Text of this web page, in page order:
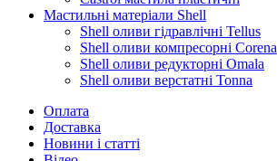
Мастильні матеріали Shell
Shell оливи гідравлічні Tellus
Shell оливи компресорні Corena
Shell оливи редукторні Omala
Shell оливи верстатні Tonna
Оплата
Доставка
Новини і статті